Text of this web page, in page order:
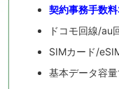
契約事務手数
ドコモ回線/au
SIMカード/
基本データ容